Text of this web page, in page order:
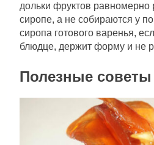
дольки фруктов равномерно
сиропе, а не собираются у
сиропа готового варенья,
блюдце, держит форму и не
Полезные советы